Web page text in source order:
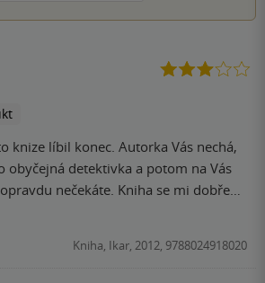
knize líbil konec. Autorka Vás nechá,
obyčejná detektivka a potom na Vás
nečekáte. Kniha se mi dobře
složitý děj to není, ale čtenáře baví
Určitě doporučuji přečíst.
Kniha, Ikar, 2012, 9788024918020